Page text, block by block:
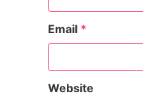
Email *
Website